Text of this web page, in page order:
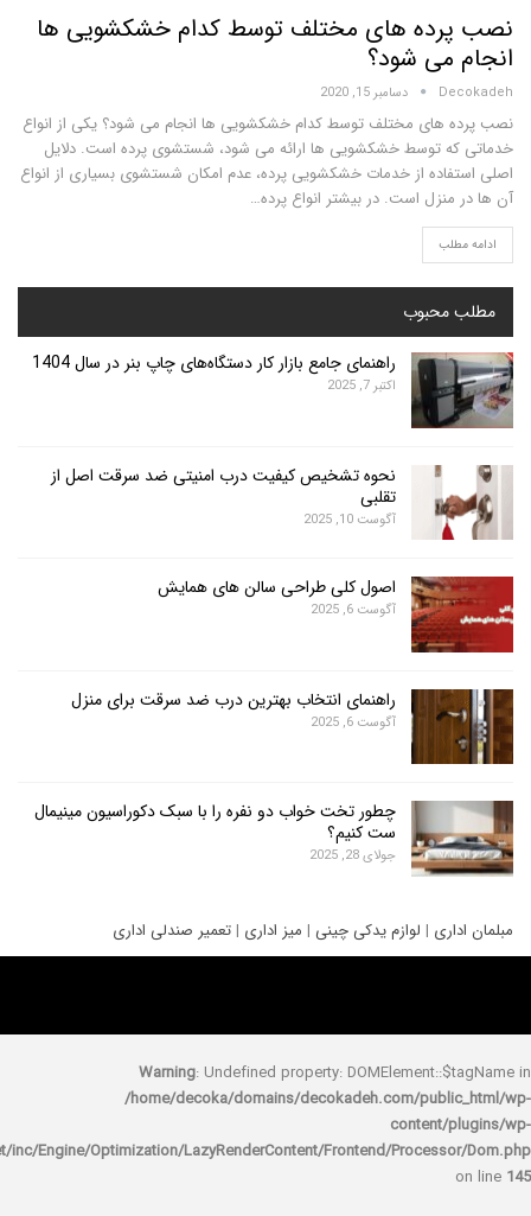
های مختلف توسط کدام خشکشویی ها
شود؟
دسامبر 15, 2020
مختلف توسط کدام خشکشویی ها انجام می شود؟ یکی از انواع
توسط خشکشویی ها ارائه می شود، شستشوی پرده است. دلایل
از خدمات خشکشویی پرده، عدم امکان شستشوی بسیاری از انواع
است. در بیشتر انواع پرده…
راهنمای جامع بازار کار دستگاه‌های چاپ بنر در سال 1404
اکتبر 7, 2025
نحوه تشخیص کیفیت درب امنیتی ضد سرقت اصل از
تقلبی
آگوست 10, 2025
اصول کلی طراحی سالن های همایش
آگوست 6, 2025
راهنمای انتخاب بهترین درب ضد سرقت برای منزل
آگوست 6, 2025
چطور تخت خواب دو نفره را با سبک دکوراسیون مینیمال
ست کنیم؟
جولای 28, 2025
|لوازم یدکی چینی|میز اداری| تعمیر صندلی اداری
Warning: Undefined property:
/home/decoka/domains/decokadeh.com/
rocket/inc/Engine/Optimization/LazyRenderContent/Frontend/